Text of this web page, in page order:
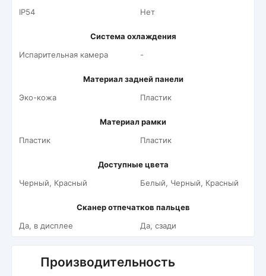
IP54
Нет
Система охлаждения
Испарительная камера
-
Материал задней панели
Эко-кожа
Пластик
Материал рамки
Пластик
Пластик
Доступные цвета
Черный, Красный
Белый, Черный, Красный
Сканер отпечатков пальцев
Да, в дисплее
Да, сзади
Производительность